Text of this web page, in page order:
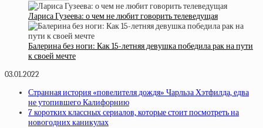
Лариса Гузеева: о чем не любит говорить телеведущая
Балерина без ноги: Как 15-летняя девушка победила рак на пути
к своей мечте
03.01.2022
Странная история «повелителя дождя» Чарльза Хэтфилда, едва
не утопившего Калифорнию
7 коротких классных сериалов, которые стоит посмотреть на
новогодних каникулах